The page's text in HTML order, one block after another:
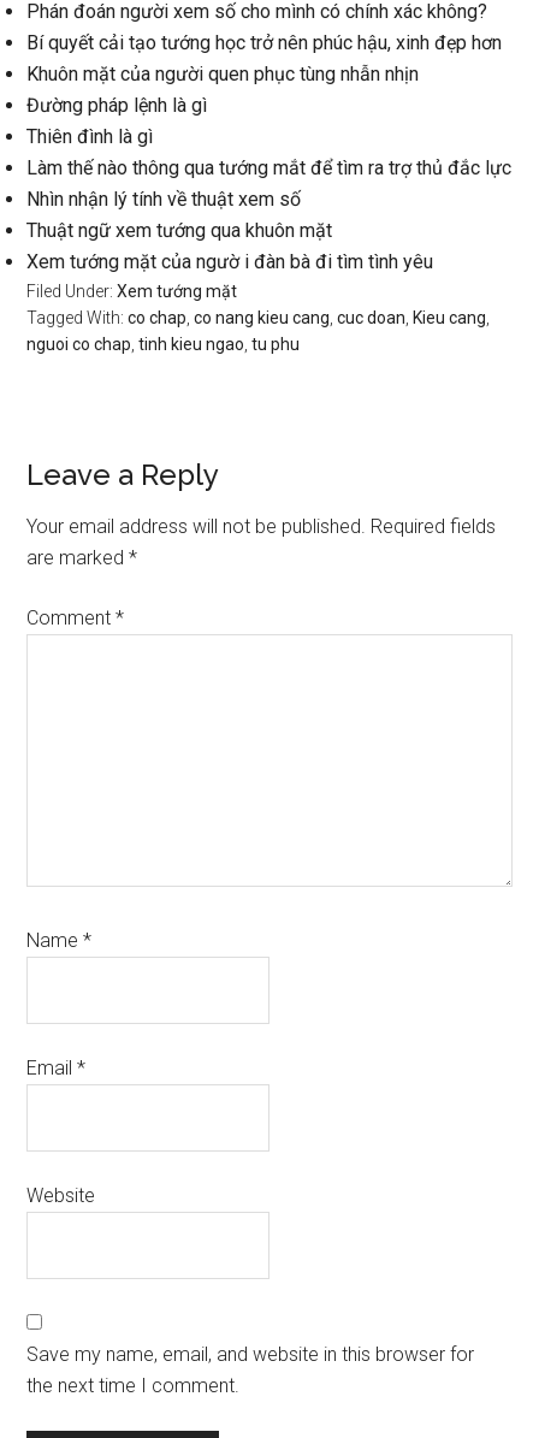
Phán đoán người xem số cho mình có chính xác không?
Bí quyết cải tạo tướng học trở nên phúc hậu, xinh đẹp hơn
Khuôn mặt của người quen phục tùng nhẫn nhịn
Đường pháp lệnh là gì
Thiên đình là gì
Làm thế nào thông qua tướng mắt để tìm ra trợ thủ đắc lực
Nhìn nhận lý tính về thuật xem số
Thuật ngữ xem tướng qua khuôn mặt
Xem tướng mặt của ngườ i đàn bà đi tìm tình yêu
Filed Under:Xem tướng mặt
Tagged With:co chap ,co nang kieu cang ,cuc doan Kieu cang
nguoi co chap ,tinh kieu ngao ,tu phu
Reader
Interactions
Leave a Reply
Your email address will not be published. Required fields
are marked*
Comment*
Name*
Email*
Website
Save my name, email, and website in this browser for
the next time I comment.